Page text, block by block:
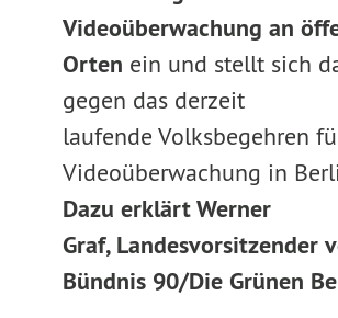
Videoüberwachung an
Orten ein und stellt sich
gegen das derzeit
laufende Volksbegehren
Videoüberwachung in
Dazu erklärt Werner
Graf, Landesvorsitzender
Bündnis 90/Die Grünen